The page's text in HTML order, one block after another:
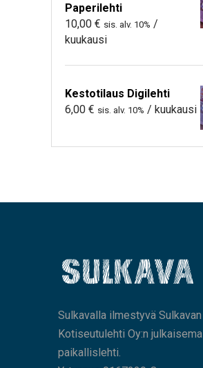
Paperilehti
10,00 € sis. alv. 10% /
kuukausi
Kestotilaus Digilehti
6,00 € sis. alv. 10% / kuukausi
Sulkavalla ilmestyvä Sulkavan
Kotiseutulehti Oy:n julkaisema
paikallislehti.